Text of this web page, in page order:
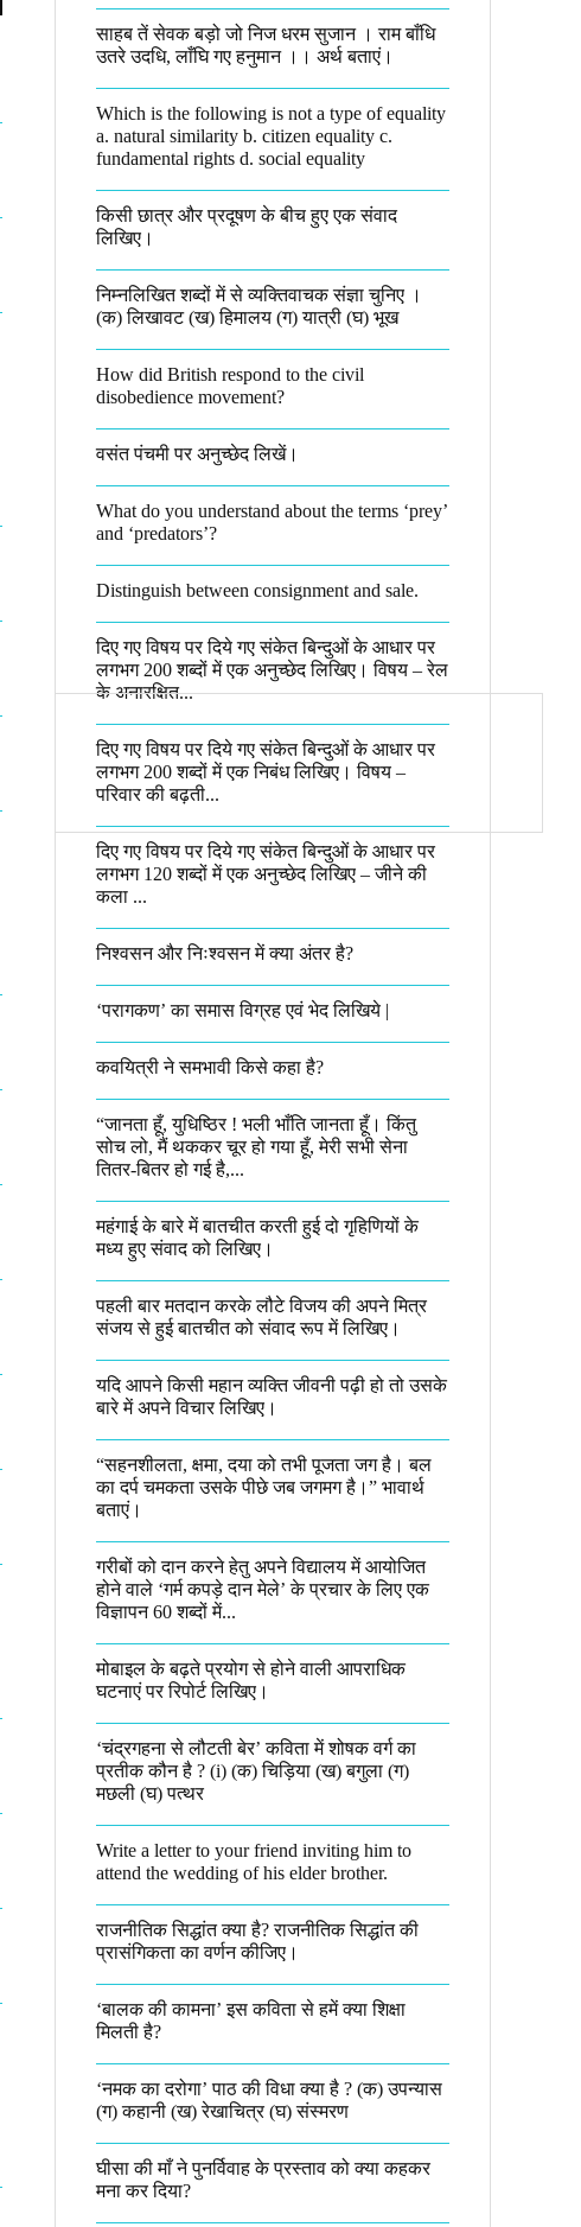
साहब तें सेवक बड़ो जो निज धरम सुजान । राम बाँधि
उतरे उदधि, लाँघि गए हनुमान ।।​ अर्थ बताएं।
Which is the following is not a type of equality
a. natural similarity b. citizen equality c.
fundamental rights d. social equality​
किसी छात्र और प्रदूषण के बीच हुए एक संवाद
लिखिए।​
निम्नलिखित शब्दों में से व्यक्तिवाचक संज्ञा चुनिए ।
(क) लिखावट (ख) हिमालय (ग) यात्री (घ) भूख​
How did British respond to the civil
disobedience movement?
वसंत पंचमी पर अनुच्छेद लिखें।
What do you understand about the terms ‘prey’
and ‘predators’?​
Distinguish between consignment and sale.
दिए गए विषय पर दिये गए संकेत बिन्दुओं के आधार पर
लगभग 200 शब्दों में एक अनुच्छेद लिखिए। विषय – रेल
के अनारक्षित...
दिए गए विषय पर दिये गए संकेत बिन्दुओं के आधार पर
लगभग 200 शब्दों में एक निबंध लिखिए। विषय –
परिवार की बढ़ती...
दिए गए विषय पर दिये गए संकेत बिन्दुओं के आधार पर
लगभग 120 शब्दों में एक अनुच्छेद लिखिए – जीने की
कला ...
निश्वसन और निःश्वसन में क्या अंतर है?
‘परागकण’ का समास विग्रह एवं भेद लिखिये |
कवयित्री ने समभावी किसे कहा है?
“जानता हूँ, युधिष्ठिर ! भली भाँति जानता हूँ। किंतु
सोच लो, मैं थककर चूर हो गया हूँ, मेरी सभी सेना
तितर-बितर हो गई है,...
महंगाई के बारे में बातचीत करती हुई दो गृहिणियों के
मध्य हुए संवाद को लिखिए।
पहली बार मतदान करके लौटे विजय की अपने मित्र
संजय से हुई बातचीत को संवाद रूप में लिखिए।
यदि आपने किसी महान व्यक्ति जीवनी पढ़ी हो तो उसके
बारे में अपने विचार लिखिए।
“सहनशीलता, क्षमा, दया को तभी पूजता जग है। बल
का दर्प चमकता उसके पीछे जब जगमग है।”​ भावार्थ
बताएं।
गरीबों को दान करने हेतु अपने विद्यालय में आयोजित
होने वाले ‘गर्म कपड़े दान मेले’ के प्रचार के लिए एक
विज्ञापन 60 शब्दों में...
मोबाइल के बढ़ते प्रयोग से होने वाली आपराधिक
घटनाएं पर रिपोर्ट लिखिए।
‘चंद्रगहना से लौटती बेर’ कविता में शोषक वर्ग का
प्रतीक कौन है ? (i) (क) चिड़िया (ख) बगुला (ग)
मछली (घ) पत्थर
Write a letter to your friend inviting him to
attend the wedding of his elder brother.
राजनीतिक सिद्धांत क्या है? राजनीतिक सिद्धांत की
प्रासंगिकता का वर्णन कीजिए।
‘बालक की कामना’ इस कविता से हमें क्या शिक्षा
मिलती है?
‘नमक का दरोगा’ पाठ की विधा क्या है ? (क) उपन्यास
(ग) कहानी (ख) रेखाचित्र (घ) संस्मरण​
घीसा की माँ ने पुनर्विवाह के प्रस्ताव को क्या कहकर
मना कर दिया?